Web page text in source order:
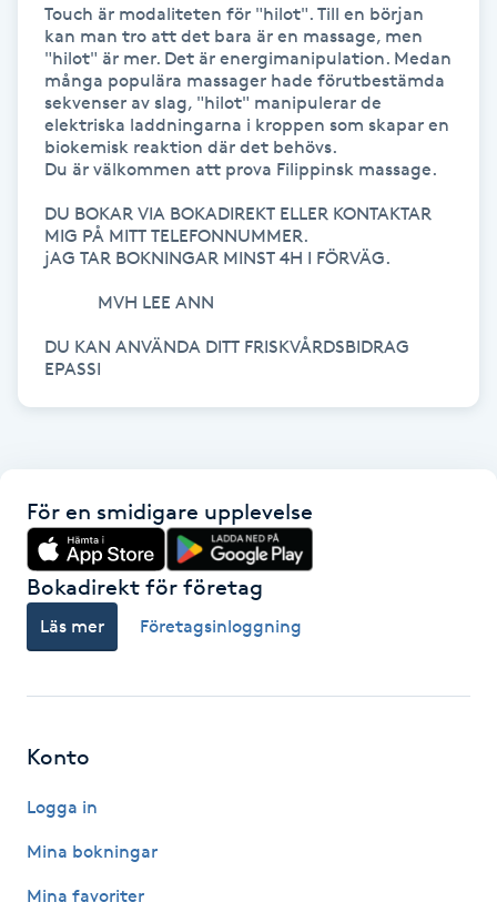
Gel naglar
Gelenaglar
Gellack
Gellack med förstärkning
Gravidmassage
Gravidyoga
H
Hatha Yoga
Headspa
Healing
Herrklippning
HIFU
Hollywood Peel
Touch är modaliteten för "hilot". Till en början
kan man tro att det bara är en massage, men
"hilot" är mer. Det är energimanipulation. Medan
många populära massager hade förutbestämda
sekvenser av slag, "hilot" manipulerar de
elektriska laddningarna i kroppen som skapar en
biokemisk reaktion där det behövs.
Du är välkommen att prova Filippinsk massage.
DU BOKAR VIA BOKADIREKT ELLER KONTAKTAR
MIG PÅ MITT TELEFONNUMMER.
jAG TAR BOKNINGAR MINST 4H I FÖRVÄG.
DU KAN ANVÄNDA DITT FRISKVÅRDSBIDRAG
För en smidigare upplevelse
Bokadirekt för företag
Läs mer Företagsinloggning
Konto
Logga in
Mina bokningar
Mina favoriter